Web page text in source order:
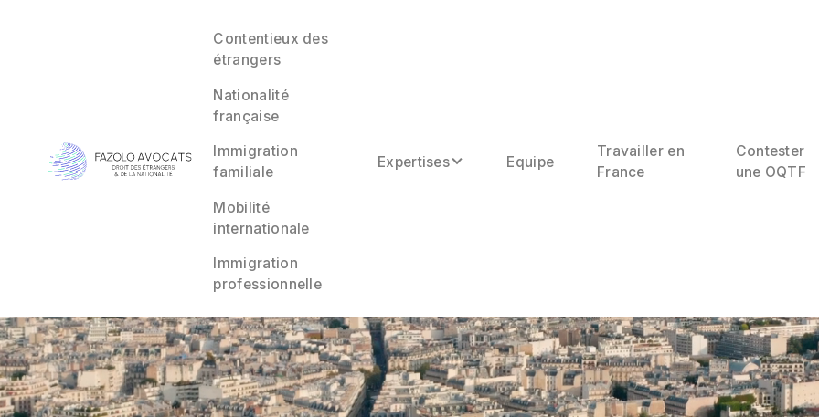
Contentieux des
étrangers
Nationalité
française
Immigration
familiale
Mobilité
internationale
Immigration
professionnelle
Expertises Equipe
Travailler en
France
Contester
une OQTF